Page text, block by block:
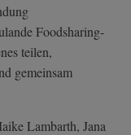
Foodsharing-
teilen,
gemeinsam
Lambarth, Jana